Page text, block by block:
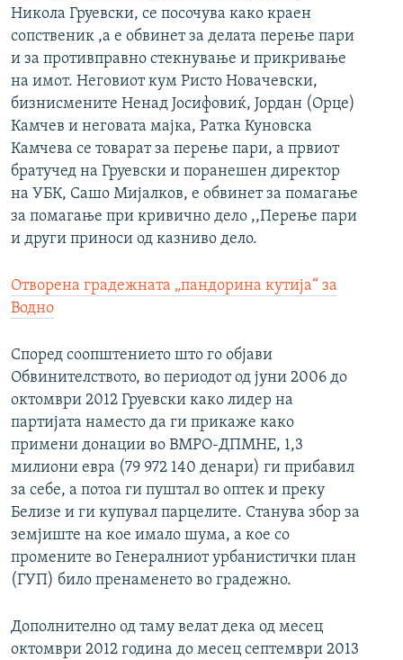
Никола Груевски, се посочува како краен
сопственик ,а е обвинет за делата перење пари
и за противправно стекнување и прикривање
на имот. Неговиот кум Ристо Новачевски,
бизнисмените Ненад Јосифовиќ, Јордан (Орце)
Камчев и неговата мајка, Ратка Куновска
Камчева се товарат за перење пари, а првиот
братучед на Груевски и поранешен директор
на УБК, Сашо Мијалков, е обвинет за помагање
за помагање при кривично дело ,,Перење пари
и други приноси од казниво дело.
Отворена градежната „пандорина кутија“ за
Водно
Според соопштението што го објави
Обвинителството, во периодот од јуни 2006 до
октомври 2012 Груевски како лидер на
партијата наместо да ги прикаже како
примени донации во ВМРО-ДПМНЕ, 1,3
милиони евра (79 972 140 денари) ги прибавил
за себе, а потоа ги пуштал во оптек и преку
Белизе и ги купувал парцелите. Станува збор за
земјиште на кое имало шума, а кое со
промените во Генералниот урбанистички план
(ГУП) било пренаменето во градежно.
Дополнително од таму велат дека од месец
октомври 2012 година до месец септември 2013